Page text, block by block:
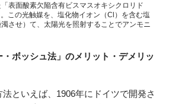
表面酸素欠陥含有ビスマスオキシクロリド
。この光触媒を、塩化物イオン（Cl）を含む塩
させ）て、太陽光を照射することでアンモニ
・ボッシュ法」のメリット・デメリッ
といえば、1906年にドイツで開発さ